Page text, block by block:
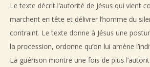
Le texte décrit l’autorité de Jésus qui vient
marchent en tête et délivrer l’homme du
contraint. Le texte donne à Jésus une
la procession, ordonne qu’on lui amène
La guérison montre une fois de plus